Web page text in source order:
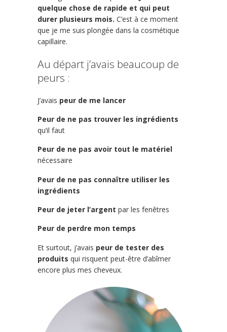
quelque chose de rapide et qui peut
durer plusieurs mois. C’est à ce moment
que je me suis plongée dans la cosmétique
capillaire.
Au départ j’avais beaucoup de
peurs :
J’avais peur de me lancer
Peur de ne pas trouver les ingrédients
qu’il faut
Peur de ne pas avoir tout le matériel
nécessaire
Peur de ne pas connaître utiliser les
ingrédients
Peur de jeter l’argent par les fenêtres
Peur de perdre mon temps
Et surtout, j’avais peur de tester des
produits qui risquent peut-être d’abîmer
encore plus mes cheveux.